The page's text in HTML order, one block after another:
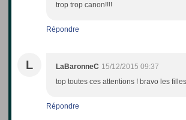
trop trop canon!!!!
Répondre
L LaBaronneC 15/12/2015 09:37
top toutes ces attentions ! bravo les
Répondre